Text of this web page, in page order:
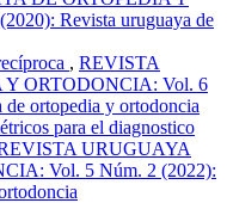
Revista uruguaya de
, REVISTA
ORTODONCIA: Vol. 6
ortopedia y ortodoncia
para el diagnostico
URUGUAYA
Vol. 5 Núm. 2 (2022):